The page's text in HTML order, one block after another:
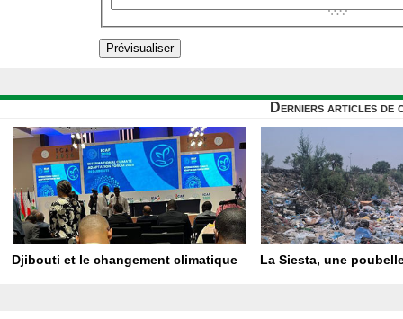
Derniers articles de
Djibouti et le changement climatique La Siesta, une